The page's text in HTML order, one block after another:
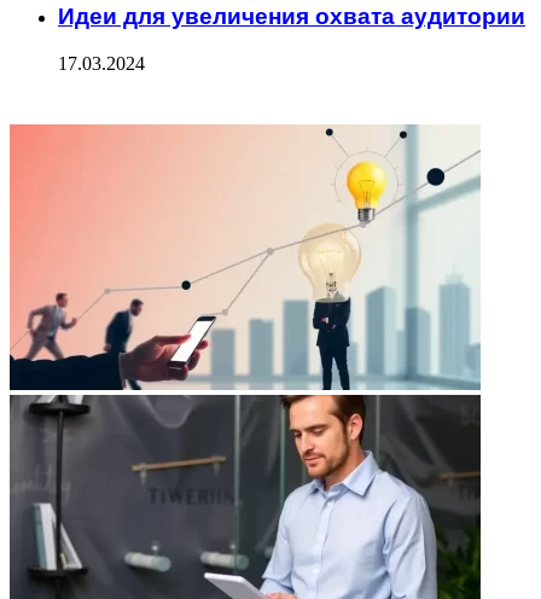
Идеи для увеличения охвата аудитории
17.03.2024